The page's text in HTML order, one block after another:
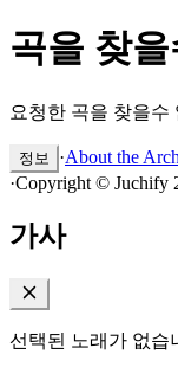
곡을 찾
요청한 곡을 찾을수
정보 ·About the
·Copyright © Juchify
가사
선택된 노래가 없습